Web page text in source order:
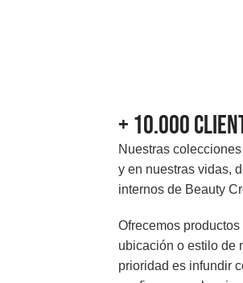
+ 10.000
Nuestras
y en nuestras vidas,
internos de Beauty
Ofrecemos
ubicación o estilo de
prioridad es infundir